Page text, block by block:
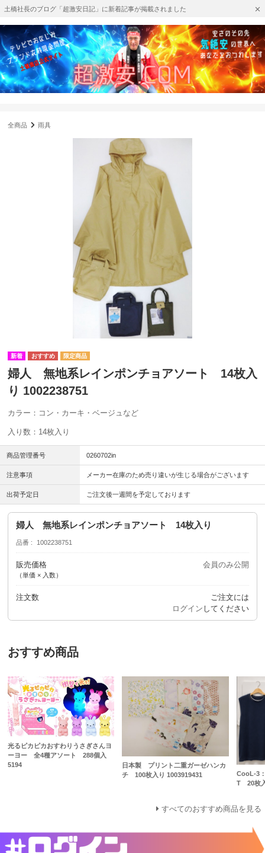
土橋社長のブログ「超激安日記」に新着記事が掲載されました
全商品 雨具
婦人 無地系レインポンチョアソート 14枚入
り 1002238751
カラー：コン・カーキ・ベージュなど
入り数：14枚入り
商品管理番号 0260702in
注意事項 メーカー在庫のため売り違いが生じる場合がございます
出荷予定日 ご注文後一週間を予定しております
婦人 無地系レインポンチョアソート 14枚入り
品番 1002238751
販売価格
（単価 × 入数）
会員のみ公開
注文数
ご注文には
ログイン してください
おすすめ商品
光るピカピカおすわりうさぎさんヨ
ーヨー 全4種アソート 288個入
5194
日本製 プリント二重ガーゼハンカ
チ 100枚入り 1003919431
CooL-3
T 20枚
すべてのおすすめ商品を見る